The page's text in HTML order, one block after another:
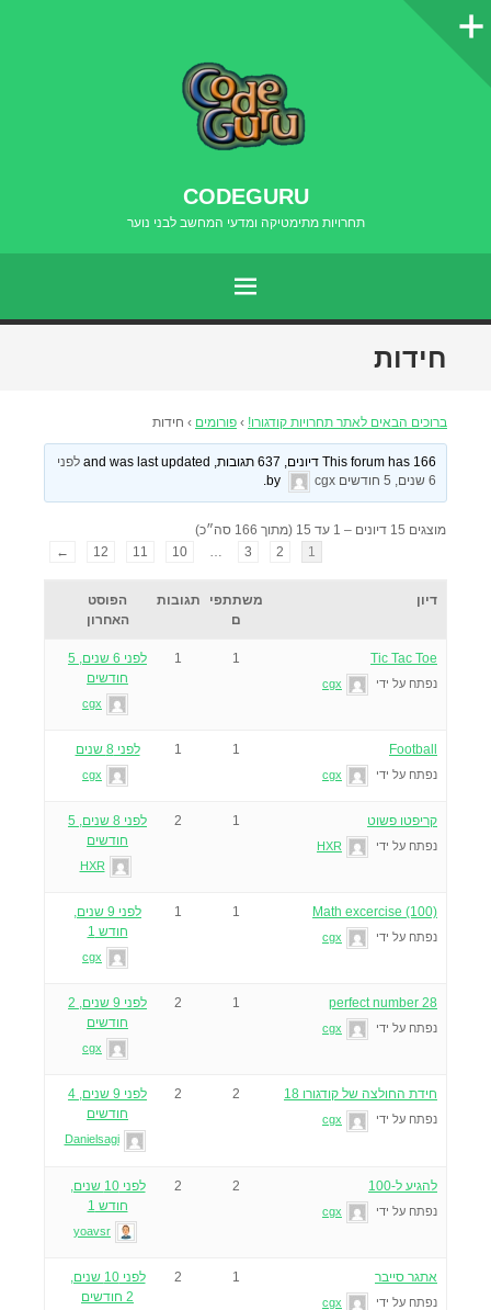
סרגל
CODEGURU
תחרויות מתימטיקה ומדעי המחשב לבני נוער
תפריט
דילוג
לתוכן
חידות
ברוכים הבאים לאתר תחרויות קודגורו! › פורומים › חידות
This forum has 166 דיונים, 637 תגובות, and was last updated
לפני
6 שנים, 5 חודשים
by
cgx
.
מוצגים 15 דיונים – 1 עד 15 (מתוך 166 סה״כ)
1
2
3
…
10
11
12
←
דיון
משתתפי
ם
תגובות
הפוסט
האחרון
Tic Tac Toe
נפתח על ידי cgx
1
1
לפני 6 שנים, 5
חודשים
cgx
Football
נפתח על ידי cgx
1
1 לפני 8 שנים
cgx
קריפטו פשוט
נפתח על ידי HXR
1
2
לפני 8 שנים, 5
חודשים
HXR
Math excercise (100)
נפתח על ידי cgx
1
1
לפני 9 שנים,
חודש 1
cgx
perfect number 28
נפתח על ידי cgx
1
2
לפני 9 שנים, 2
חודשים
cgx
חידת החולצה של קודגורו 18
נפתח על ידי cgx
2
2
לפני 9 שנים, 4
חודשים
Danielsagi
להגיע ל-100
נפתח על ידי cgx
2
2
לפני 10 שנים,
חודש 1
yoavsr
אתגר סייבר
נפתח על ידי cgx
1
2
לפני 10 שנים,
2 חודשים